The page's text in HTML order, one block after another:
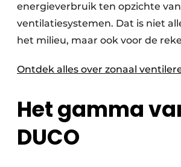
energieverbruik ten opzichte
ventilatiesystemen. Dat is niet
het milieu, maar ook voor de
Ontdek alles over zonaal
Het gamma
DUCO